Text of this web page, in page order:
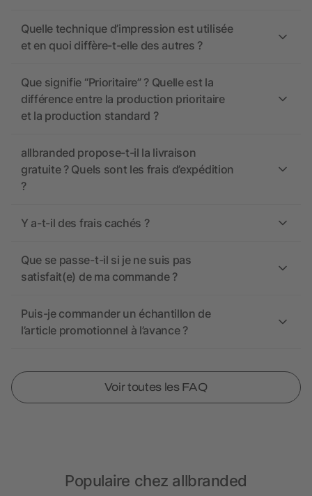
Quelle technique d’impression est utilisée
et en quoi diffère-t-elle des autres ?
Que signifie “Prioritaire” ? Quelle est la
différence entre la production prioritaire
et la production standard ?
allbranded propose-t-il la livraison
gratuite ? Quels sont les frais d’expédition
?
Y a-t-il des frais cachés ?
Que se passe-t-il si je ne suis pas
satisfait(e) de ma commande ?
Puis-je commander un échantillon de
l’article promotionnel à l’avance ?
Voir toutes les FAQ
Populaire chez allbranded